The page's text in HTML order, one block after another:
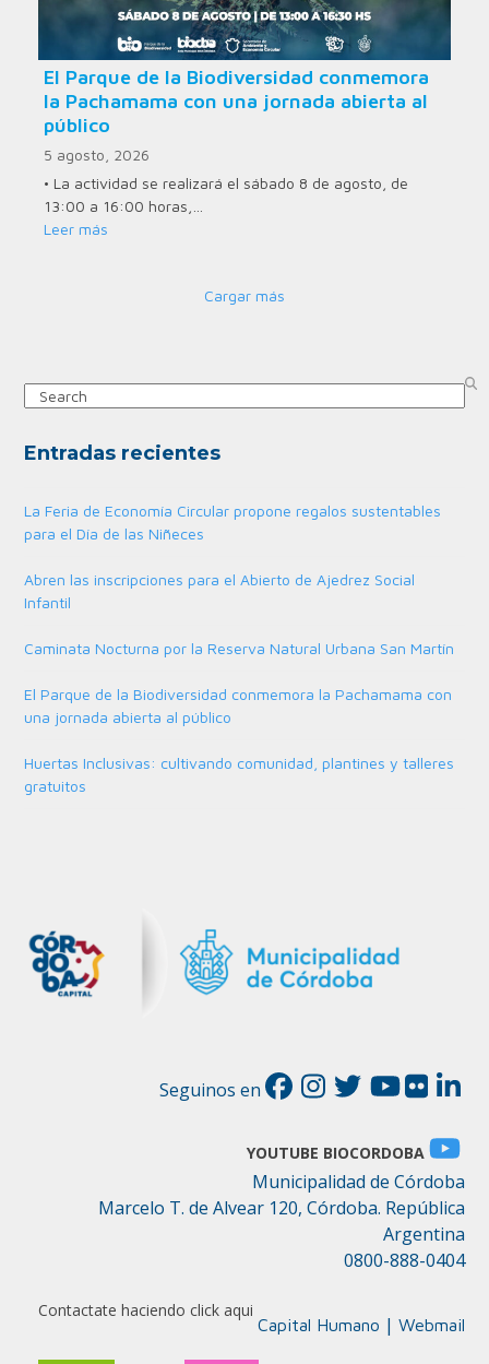
El Parque de la Biodiversidad conmemora
la Pachamama con una jornada abierta al
público
5 agosto, 2026
• La actividad se realizará el sábado 8 de agosto, de
13:00 a 16:00 horas,…
Leer más
Cargar más
Search
Entradas recientes
La Feria de Economía Circular propone regalos sustentables
para el Día de las Niñeces
Abren las inscripciones para el Abierto de Ajedrez Social
Infantil
Caminata Nocturna por la Reserva Natural Urbana San Martín
El Parque de la Biodiversidad conmemora la Pachamama con
una jornada abierta al público
Huertas Inclusivas: cultivando comunidad, plantines y talleres
gratuitos
Contactate haciendo click aqui
Seguinos en
YOUTUBE BIOCORDOBA
Municipalidad de Córdoba
Marcelo T. de Alvear 120, Córdoba. República
Argentina
0800-888-0404
Capital Humano | Webmail